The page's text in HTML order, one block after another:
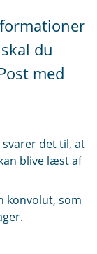
du
med
det til, at
blive læst af
konvolut, som